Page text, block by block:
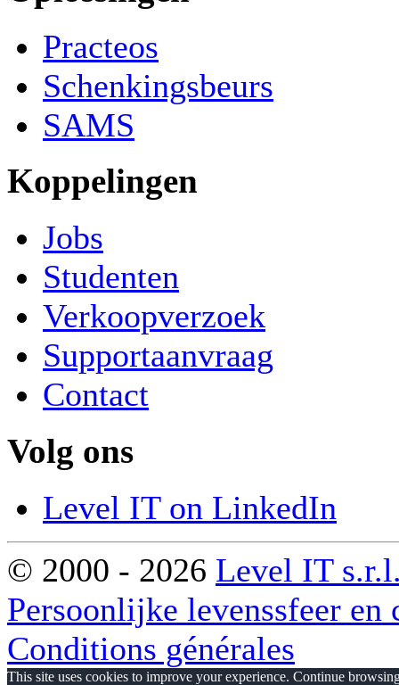
Practeos
Schenkingsbeurs
SAMS
Koppelingen
Jobs
Studenten
Verkoopverzoek
Supportaanvraag
Contact
Volg ons
Level IT on LinkedIn
© 2000 - 2026 Level IT
Persoonlijke levenssfeer en
Conditions générales
This site uses cookies to improve your experience. Continue